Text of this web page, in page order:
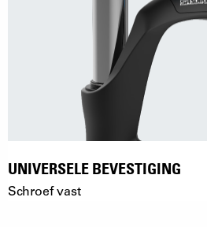
UNIVERSELE BEVESTIGING
Schroef vast